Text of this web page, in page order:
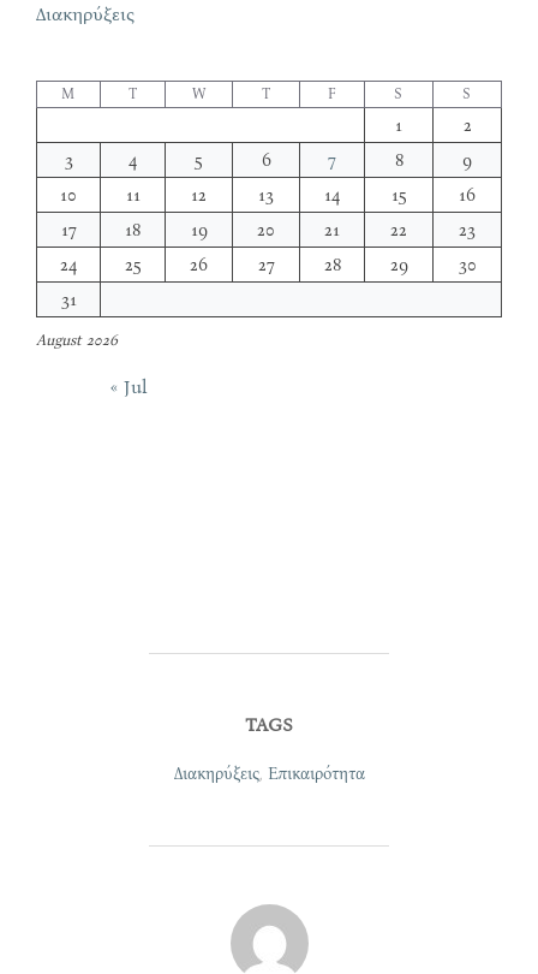
Διακηρύξεις
August 2026
M T W T F S S
1
2
3
4 5 6 7 8
9
10
11 12 13 14 15
16
17
18 19 20 21 22
23
24
25 26 27 28 29
30
31
« Jul
TAGS
Διακηρύξεις, Επικαιρότητα
POST AUTHOR